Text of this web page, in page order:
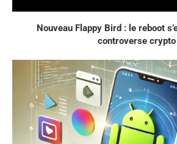
Nouveau Flappy Bird : le reboot
controverse crypto